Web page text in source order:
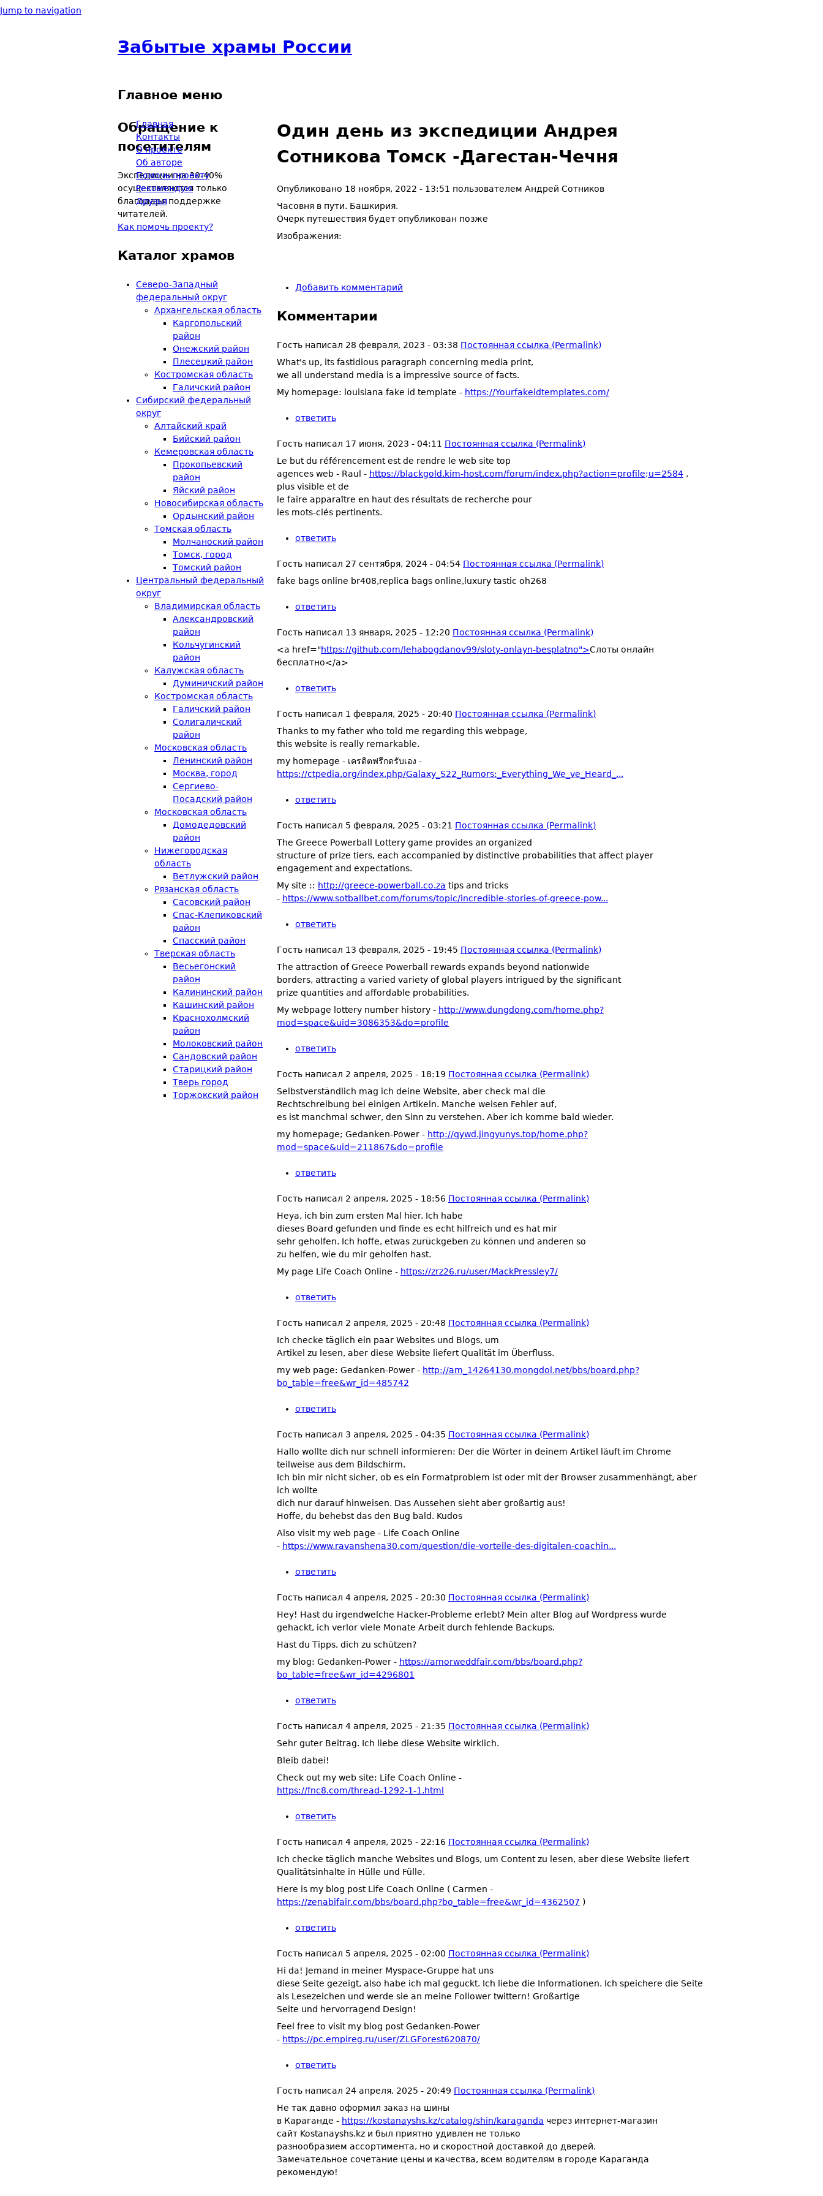
Jump to navigation
Забытые храмы России
Один день из экспедиции Андрея
Сотникова Томск -Дагестан-Чечня
Опубликовано 18 ноября, 2022 - 13:51 пользователем Андрей Сотников
Часовня в пути. Башкирия.
Очерк путешествия будет опубликован позже
Изображения:
Добавить комментарий
Комментарии
Гость написал 28 февраля, 2023 - 03:38 Постоянная ссылка (Permalink)
What's up, its fastidious paragraph concerning media print,
we all understand media is a impressive source of facts.
My homepage: louisiana fake id template - https://Yourfakeidtemplates.com/
ответить
Гость написал 17 июня, 2023 - 04:11 Постоянная ссылка (Permalink)
Le but du référencement est de rendre le web site top
agences web - Raul - https://blackgold.kim-host.com/forum/index.php?action=profile;u=2584 ,
plus visible et de
le faire apparaître en haut des résultats de recherche pour
les mots-clés pertinents.
ответить
Гость написал 27 сентября, 2024 - 04:54 Постоянная ссылка (Permalink)
fake bags online br408,replica bags online,luxury tastic oh268
ответить
Гость написал 13 января, 2025 - 12:20 Постоянная ссылка (Permalink)
<a href="https://github.com/lehabogdanov99/sloty-onlayn-besplatno">Слоты онлайн
бесплатно</a>
ответить
Гость написал 1 февраля, 2025 - 20:40 Постоянная ссылка (Permalink)
Thanks to my father who told me regarding this webpage,
this website is really remarkable.
my homepage - เครดิตฟรีกดรับเอง -
https://ctpedia.org/index.php/Galaxy_S22_Rumors:_Everything_We_ve_Heard_...
ответить
Гость написал 5 февраля, 2025 - 03:21 Постоянная ссылка (Permalink)
The Greece Powerball Lottery game provides an organized
structure of prize tiers, each accompanied by distinctive probabilities that affect player
engagement and expectations.
My site :: http://greece-powerball.co.za tips and tricks
- https://www.sotballbet.com/forums/topic/incredible-stories-of-greece-pow...
ответить
Гость написал 13 февраля, 2025 - 19:45 Постоянная ссылка (Permalink)
The attraction of Greece Powerball rewards expands beyond nationwide
borders, attracting a varied variety of global players intrigued by the significant
prize quantities and affordable probabilities.
My webpage lottery number history - http://www.dungdong.com/home.php?
mod=space&uid=3086353&do=profile
ответить
Гость написал 2 апреля, 2025 - 18:19 Постоянная ссылка (Permalink)
Selbstverständlich mag ich deine Website, aber check mal die
Rechtschreibung bei einigen Artikeln. Manche weisen Fehler auf,
es ist manchmal schwer, den Sinn zu verstehen. Aber ich komme bald wieder.
my homepage; Gedanken-Power - http://qywd.jingyunys.top/home.php?
mod=space&uid=211867&do=profile
ответить
Гость написал 2 апреля, 2025 - 18:56 Постоянная ссылка (Permalink)
Heya, ich bin zum ersten Mal hier. Ich habe
dieses Board gefunden und finde es echt hilfreich und es hat mir
sehr geholfen. Ich hoffe, etwas zurückgeben zu können und anderen so
zu helfen, wie du mir geholfen hast.
My page Life Coach Online - https://zrz26.ru/user/MackPressley7/
ответить
Гость написал 2 апреля, 2025 - 20:48 Постоянная ссылка (Permalink)
Ich checke täglich ein paar Websites und Blogs, um
Artikel zu lesen, aber diese Website liefert Qualität im Überfluss.
my web page: Gedanken-Power - http://am_14264130.mongdol.net/bbs/board.php?
bo_table=free&wr_id=485742
ответить
Гость написал 3 апреля, 2025 - 04:35 Постоянная ссылка (Permalink)
Hallo wollte dich nur schnell informieren: Der die Wörter in deinem Artikel läuft im Chrome
teilweise aus dem Bildschirm.
Ich bin mir nicht sicher, ob es ein Formatproblem ist oder mit der Browser zusammenhängt, aber
ich wollte
dich nur darauf hinweisen. Das Aussehen sieht aber großartig aus!
Hoffe, du behebst das den Bug bald. Kudos
Also visit my web page - Life Coach Online
- https://www.ravanshena30.com/question/die-vorteile-des-digitalen-coachin...
ответить
Гость написал 4 апреля, 2025 - 20:30 Постоянная ссылка (Permalink)
Hey! Hast du irgendwelche Hacker-Probleme erlebt? Mein alter Blog auf Wordpress wurde
gehackt, ich verlor viele Monate Arbeit durch fehlende Backups.
Hast du Tipps, dich zu schützen?
my blog: Gedanken-Power - https://amorweddfair.com/bbs/board.php?
bo_table=free&wr_id=4296801
ответить
Гость написал 4 апреля, 2025 - 21:35 Постоянная ссылка (Permalink)
Sehr guter Beitrag. Ich liebe diese Website wirklich.
Bleib dabei!
Check out my web site; Life Coach Online -
https://fnc8.com/thread-1292-1-1.html
ответить
Гость написал 4 апреля, 2025 - 22:16 Постоянная ссылка (Permalink)
Ich checke täglich manche Websites und Blogs, um Content zu lesen, aber diese Website liefert
Qualitätsinhalte in Hülle und Fülle.
Here is my blog post Life Coach Online ( Carmen -
https://zenabifair.com/bbs/board.php?bo_table=free&wr_id=4362507 )
ответить
Гость написал 5 апреля, 2025 - 02:00 Постоянная ссылка (Permalink)
Hi da! Jemand in meiner Myspace-Gruppe hat uns
diese Seite gezeigt, also habe ich mal geguckt. Ich liebe die Informationen. Ich speichere die Seite
als Lesezeichen und werde sie an meine Follower twittern! Großartige
Seite und hervorragend Design!
Feel free to visit my blog post Gedanken-Power
- https://pc.empireg.ru/user/ZLGForest620870/
ответить
Гость написал 24 апреля, 2025 - 20:49 Постоянная ссылка (Permalink)
Не так давно оформил заказ на шины
в Караганде - https://kostanayshs.kz/catalog/shin/karaganda через интернет-магазин
сайт Kostanayshs.kz и был приятно удивлен не только
разнообразием ассортимента, но и скоростной доставкой до дверей.
Замечательное сочетание цены и качества, всем водителям в городе Караганда
рекомендую!
Главное меню
Главная
Контакты
О проекте
Об авторе
Помочь проекту
Рекомендую
Друзья
Обращение к
посетителям
Экспедиции на 30-40%
осуществляются только
благодаря поддержке
читателей.
Как помочь проекту?
Каталог храмов
Северо-Западный
федеральный округ
Архангельская область
Каргопольский
район
Онежский район
Плесецкий район
Костромская область
Галичский район
Сибирский федеральный
округ
Алтайский край
Бийский район
Кемеровская область
Прокопьевский
район
Яйский район
Новосибирская область
Ордынский район
Томская область
Молчаноский район
Томск, город
Томский район
Центральный федеральный
округ
Владимирская область
Александровский
район
Кольчугинский
район
Калужская область
Думиничский район
Костромская область
Галичский район
Солигаличский
район
Московская область
Ленинский район
Москва, город
Сергиево-
Посадский район
Московская область
Домодедовский
район
Нижегородская
область
Ветлужский район
Рязанская область
Сасовский район
Спас-Клепиковский
район
Спасский район
Тверская область
Весьегонский
район
Калининский район
Кашинский район
Краснохолмский
район
Молоковский район
Сандовский район
Старицкий район
Тверь город
Торжокский район